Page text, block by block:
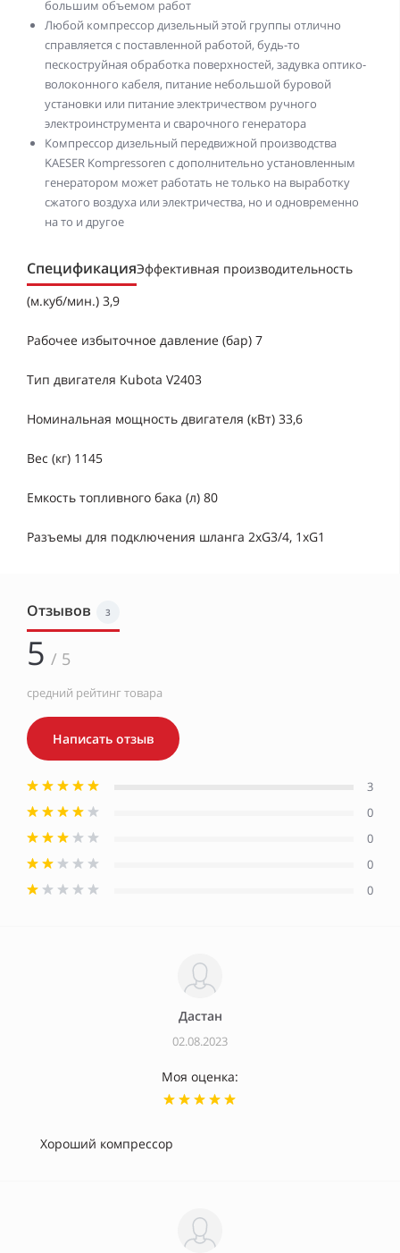
большим объемом работ
Любой компрессор дизельный этой группы отлично
справляется с поставленной работой, будь-то
пескоструйная обработка поверхностей, задувка оптико-
волоконного кабеля, питание небольшой буровой
установки или питание электричеством ручного
электроинструмента и сварочного генератора
Компрессор дизельный передвижной производства
KAESER Kompressoren с дополнительно установленным
генератором может работать не только на выработку
сжатого воздуха или электричества, но и одновременно
на то и другое
СпецификацияЭффективная производительность
(м.куб/мин.) 3,9
Рабочее избыточное давление (бар) 7
Тип двигателя Kubota V2403
Номинальная мощность двигателя (кВт) 33,6
Вес (кг) 1145
Емкость топливного бака (л) 80
Разъемы для подключения шланга 2xG3/4, 1xG1
Отзывов 3
5 / 5
средний рейтинг товара
Написать отзыв
3
0
0
0
0
Дастан
02.08.2023
Моя оценка:
Хороший компрессор